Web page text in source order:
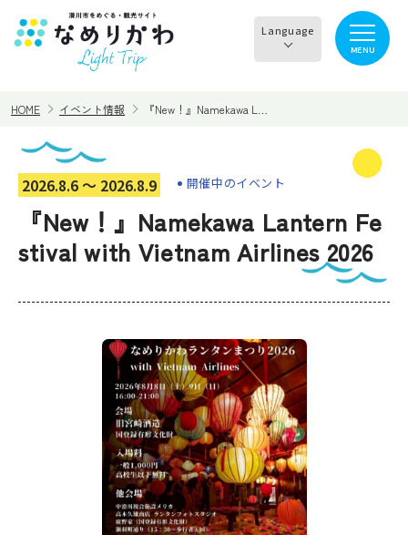
Language
简体中文
MENU
見る 食べる
遊ぶ・体験 買う・お土産
泊まる イチオシ商品
イベント情報 なめりかわめぐり
レンタサイクル 滑川から○○へ！サイク
リングコース
宿場町を歩こう！なめり
かわ宿場回廊
HOME イベント情報 『New！』Namekawa L…
2026.8.6 〜 2026.8.9 開催中のイベント
『New！』Namekawa Lantern Fe
stival with Vietnam Airlines 2026